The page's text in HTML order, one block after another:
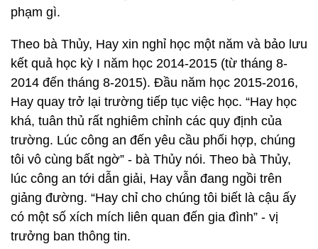
phạm gì.
Theo bà Thủy, Hay xin nghỉ học một năm và bảo lưu
kết quả học kỳ I năm học 2014-2015 (từ tháng 8-
2014 đến tháng 8-2015). Đầu năm học 2015-2016,
Hay quay trở lại trường tiếp tục việc học. “Hay học
khá, tuân thủ rất nghiêm chỉnh các quy định của
trường. Lúc công an đến yêu cầu phối hợp, chúng
tôi vô cùng bất ngờ” - bà Thủy nói. Theo bà Thủy,
lúc công an tới dẫn giải, Hay vẫn đang ngồi trên
giảng đường. “Hay chỉ cho chúng tôi biết là cậu ấy
có một số xích mích liên quan đến gia đình” - vị
trưởng ban thông tin.